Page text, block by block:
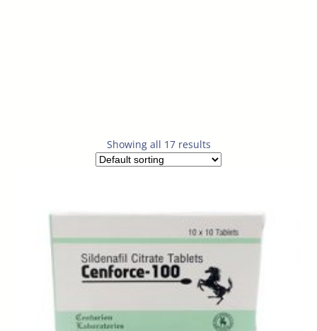
Showing all 17 results